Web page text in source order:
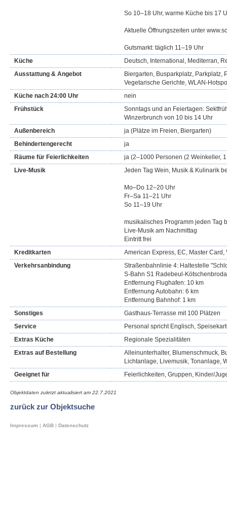
So 10–18 Uhr, warme Küche bis 17
Aktuelle Öffnungszeiten unter
Gutsmarkt: täglich 11–19 Uhr
Küche
Deutsch, International, Mediterran,
Ausstattung & Angebot
Biergarten, Busparkplatz, Parkplatz,
Vegetarische Gerichte, WLAN-
Küche nach 24:00 Uhr
nein
Frühstück
Sonntags und an Feiertagen:
Winzerbrunch von 10 bis 14 Uhr
Außenbereich
ja (Plätze im Freien, Biergarten)
Behindertengerecht
ja
Räume für Feierlichkeiten
ja (2–1000 Personen (2 Weinkeller,
Live-Musik
Jeden Tag Wein, Musik & Kulinarik
Mo–Do 12–20 Uhr
Fr–Sa 11–21 Uhr
So 11–19 Uhr
musikalisches Programm jeden Tag
Live-Musik am Nachmittag
Eintritt frei
Kreditkarten
American Express, EC, Master Card,
Verkehrsanbindung
Straßenbahnlinie 4: Haltestelle
S-Bahn S1 Radebeul-Kötschenbroda
Entfernung Flughafen: 10 km
Entfernung Autobahn: 6 km
Entfernung Bahnhof: 1 km
Sonstiges
Gasthaus-Terrasse mit 100 Plätzen
Service
Personal spricht Englisch,
Extras Küche
Regionale Spezialitäten
Extras auf Bestellung
Alleinunterhalter, Blumenschmuck,
Lichtanlage, Livemusik, Tonanlage,
Geeignet für
Feierlichkeiten, Gruppen, Kinder/
Objektdaten zuletzt aktualisiert am 22.7.2021
zurück zur Objektsuche
Impressum | AGB | Datenschutz